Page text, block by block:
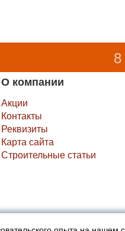
8
О компании
Акции
Контакты
Реквизиты
Карта сайта
Строительные статьи